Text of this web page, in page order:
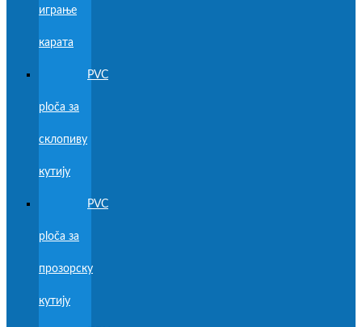
играње
карата
PVC
ploča за
склопиву
кутију
PVC
ploča за
прозорску
кутију